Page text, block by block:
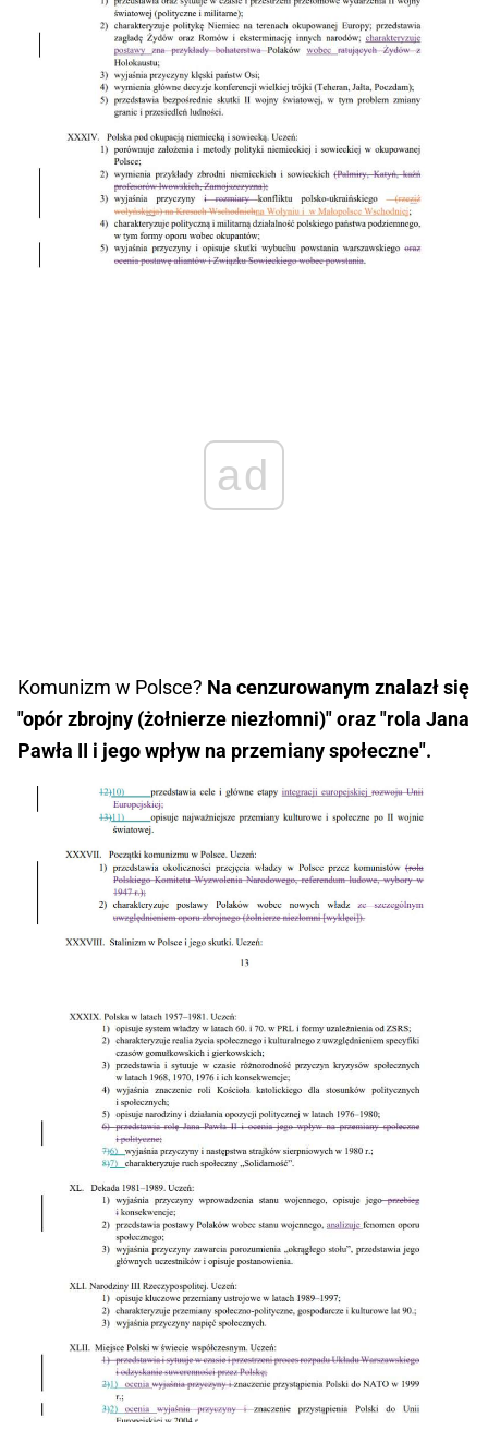
ad
Komunizm w Polsce? Na cenzurowanym znalazł się
"opór zbrojny (żołnierze niezłomni)" oraz "rola Jana
Pawła II i jego wpływ na przemiany społeczne".